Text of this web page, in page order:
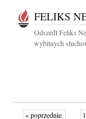
FELIKS
Odszedł Feliks
wybitnych
« poprzednie 1